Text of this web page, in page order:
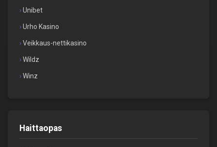
Unibet
Urho Kasino
Veikkaus-nettikasino
Wildz
Winz
Haittaopas